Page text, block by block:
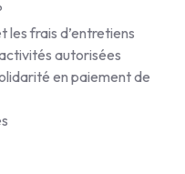
frais d’entretiens
autorisées
en paiement de